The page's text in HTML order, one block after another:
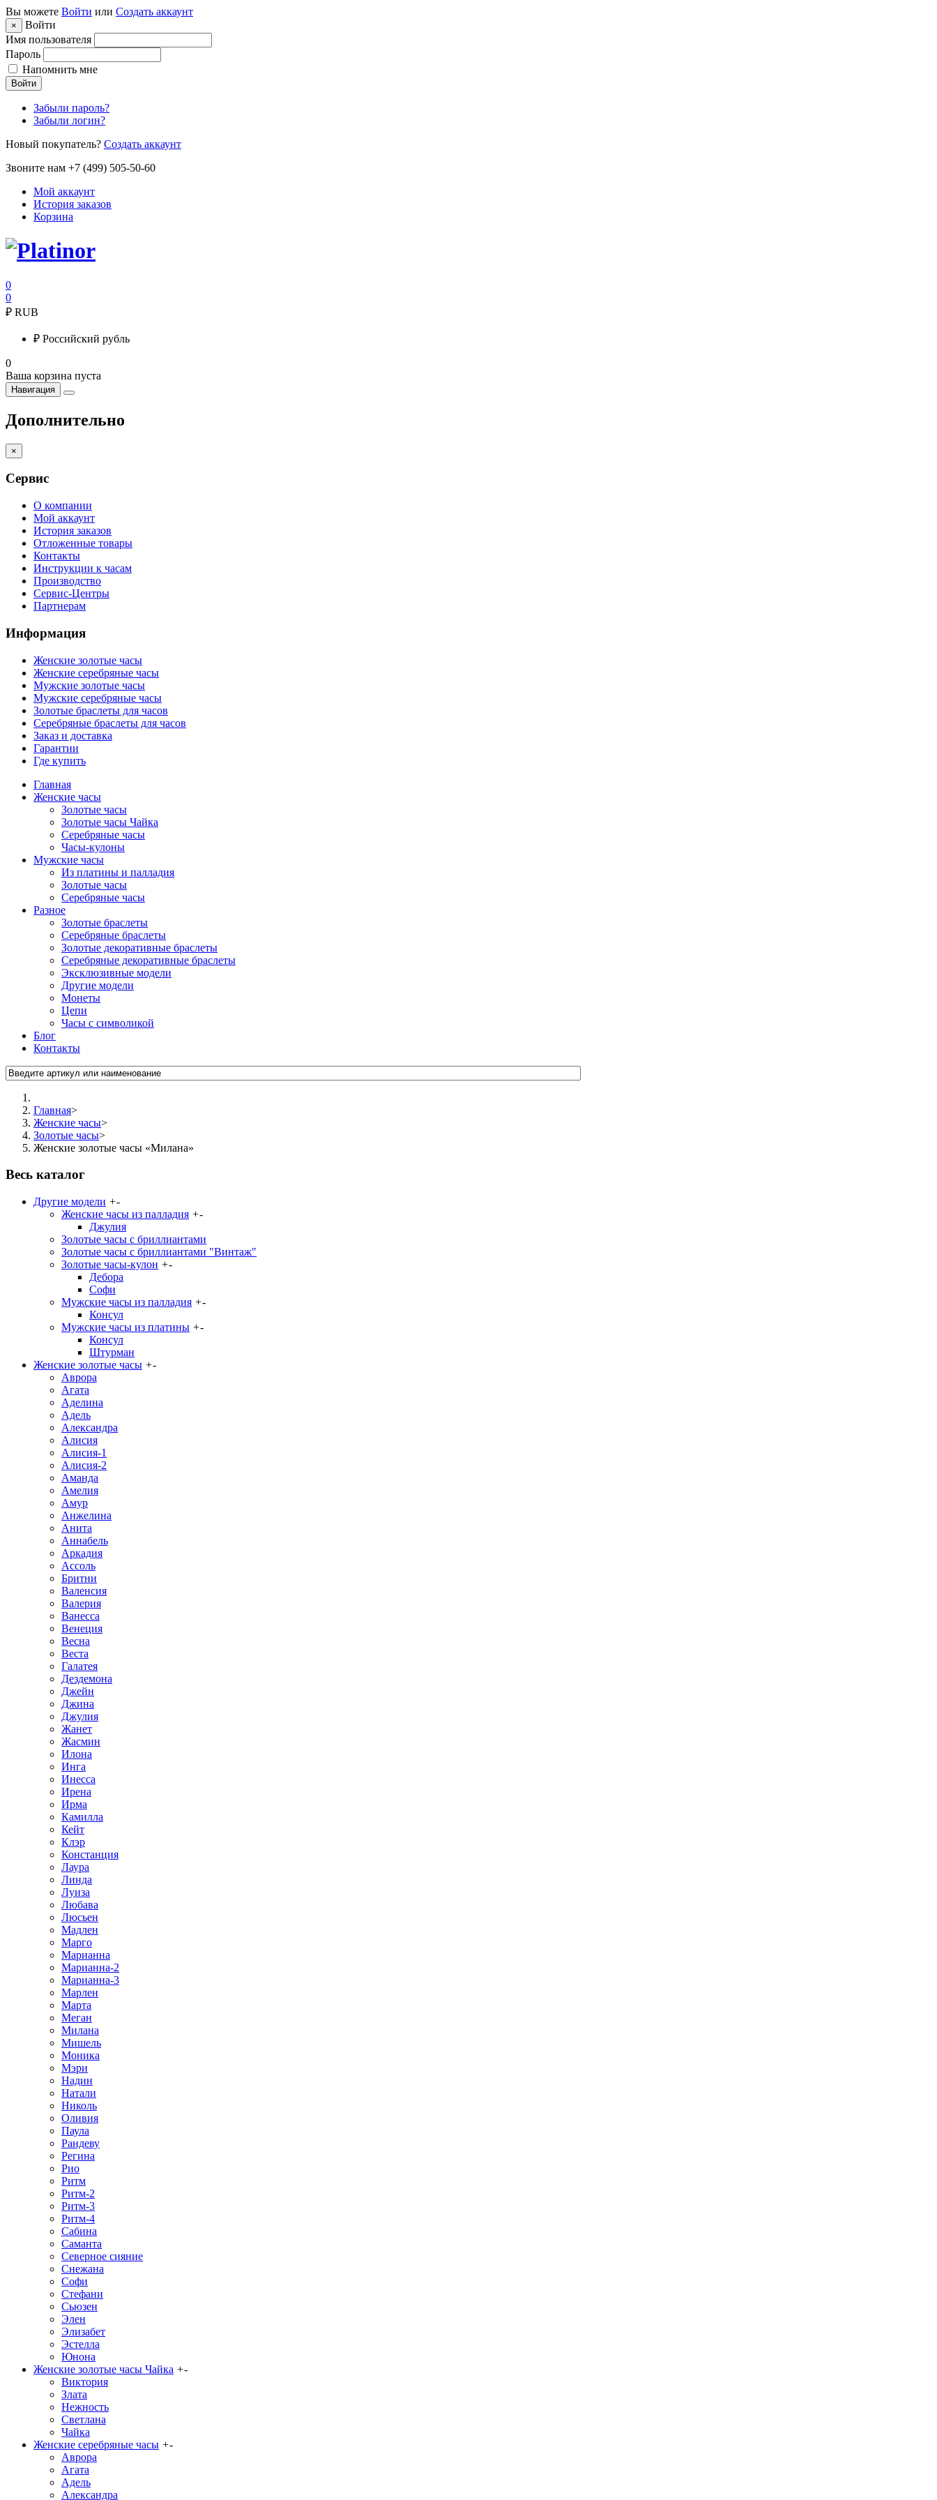
Вы можете Войти или Создать аккаунт
×
Войти
Имя пользователя
Пароль
Напомнить мне
Войти
Забыли пароль?
Забыли логин?
Новый покупатель? Создать аккаунт
Звоните нам +7 (499) 505-50-60
Мой аккаунт
История заказов
Корзина
0
0
₽ RUB
₽ Российский рубль
0
Ваша корзина пуста
Навигация
Дополнительно
×
Сервис
О компании
Мой аккаунт
История заказов
Отложенные товары
Контакты
Инструкции к часам
Производство
Сервис-Центры
Партнерам
Информация
Женские золотые часы
Женские серебряные часы
Мужские золотые часы
Мужские серебряные часы
Золотые браслеты для часов
Серебряные браслеты для часов
Заказ и доставка
Гарантии
Где купить
Главная
Женские часы
Золотые часы
Золотые часы Чайка
Серебряные часы
Часы-кулоны
Мужские часы
Из платины и палладия
Золотые часы
Серебряные часы
Разное
Золотые браслеты
Серебряные браслеты
Золотые декоративные браслеты
Серебряные декоративные браслеты
Эксклюзивные модели
Другие модели
Монеты
Цепи
Часы с символикой
Блог
Контакты
Главная>
Женские часы>
Золотые часы>
Женские золотые часы «Милана»
Весь каталог
Другие модели +-
Женские часы из палладия +-
Джулия
Золотые часы с бриллиантами
Золотые часы с бриллиантами "Винтаж"
Золотые часы-кулон +-
Дебора
Софи
Мужские часы из палладия +-
Консул
Мужские часы из платины +-
Консул
Штурман
Женские золотые часы +-
Аврора
Агата
Аделина
Адель
Александра
Алисия
Алисия-1
Алисия-2
Аманда
Амелия
Амур
Анжелина
Анита
Аннабель
Аркадия
Ассоль
Бритни
Валенсия
Валерия
Ванесса
Венеция
Весна
Веста
Галатея
Дездемона
Джейн
Джина
Джулия
Жанет
Жасмин
Илона
Инга
Инесса
Ирена
Ирма
Камилла
Кейт
Клэр
Констанция
Лаура
Линда
Луиза
Любава
Люсьен
Мадлен
Марго
Марианна
Марианна-2
Марианна-3
Марлен
Марта
Меган
Милана
Мишель
Моника
Мэри
Надин
Натали
Николь
Оливия
Паула
Рандеву
Регина
Рио
Ритм
Ритм-2
Ритм-3
Ритм-4
Сабина
Саманта
Северное сияние
Снежана
Софи
Стефани
Сьюзен
Элен
Элизабет
Эстелла
Юнона
Женские золотые часы Чайка +-
Виктория
Злата
Нежность
Светлана
Чайка
Женские серебряные часы +-
Аврора
Агата
Адель
Александра